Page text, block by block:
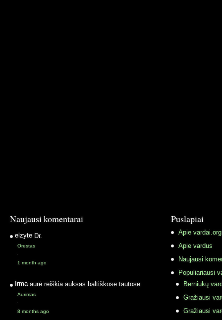
Naujausi komentarai
elzyte Dr.
Orestas
·
1 month ago
Irma aurė reiškia auksas baltiškose tautose
Aurimas
·
8 months ago
Puslapiai
Apie vardai.org
Apie vardus
Naujausi
Populiariausi
Berniukų
Gražiausi
Gražiausi